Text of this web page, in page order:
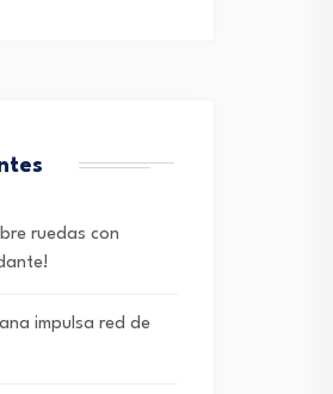
ruedas con
impulsa red de